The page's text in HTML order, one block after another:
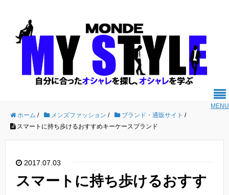
MENU
ホーム / メンズファッション / ブランド・通販サイト /
スマートに持ち歩けるおすすめキーケースブランド
2017.07.03
スマートに持ち歩けるおすす